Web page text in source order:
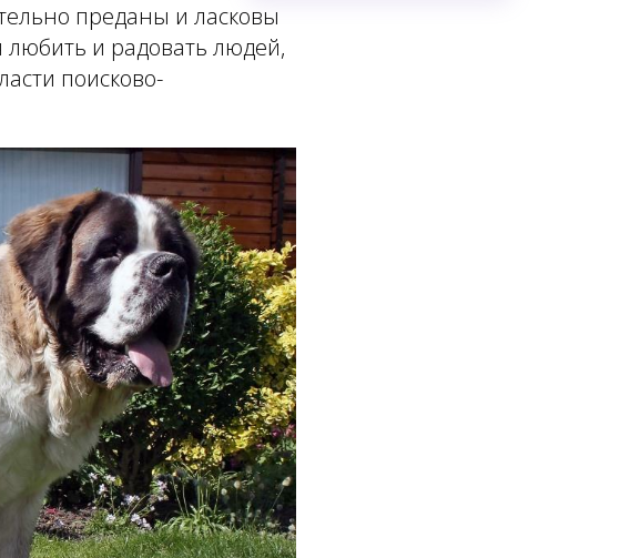
преданы и ласковы
и радовать людей,
поисково-